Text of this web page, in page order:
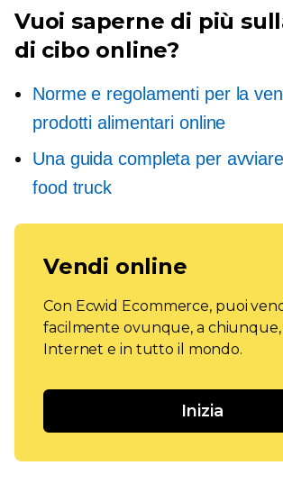
Vuoi saperne di più
di cibo online?
Norme e regolamenti per la
prodotti alimentari online
Una guida completa per
food truck
Vendi online
Con Ecwid Ecommerce, puoi
facilmente ovunque, a chiunque,
Internet e in tutto il mondo.
Inizia